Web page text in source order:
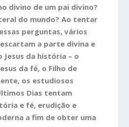
divino de um pai divino?
do mundo? Ao tentar
perguntas, vários
a parte divina e
Jesus da história – o
da fé, o Filho de
os estudiosos
Dias tentam
e fé, erudição e
a fim de obter uma